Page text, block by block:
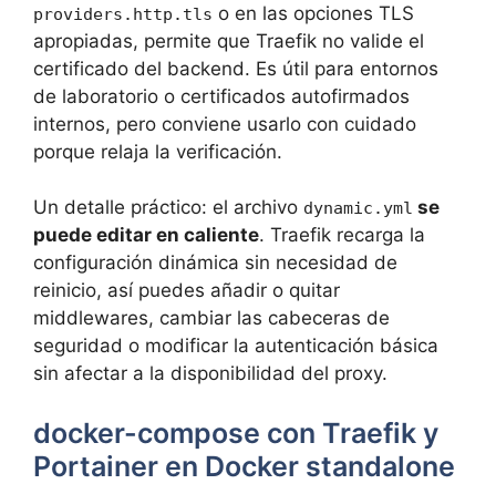
providers.http.tls o en las opciones TLS
apropiadas, permite que Traefik no valide el
certificado del backend. Es útil para entornos
de laboratorio o certificados autofirmados
internos, pero conviene usarlo con cuidado
porque relaja la verificación.
Un detalle práctico: el archivo dynamic.yml se
puede editar en caliente. Traefik recarga la
configuración dinámica sin necesidad de
reinicio, así puedes añadir o quitar
middlewares, cambiar las cabeceras de
seguridad o modificar la autenticación básica
sin afectar a la disponibilidad del proxy.
docker-compose con Traefik y
Portainer en Docker standalone